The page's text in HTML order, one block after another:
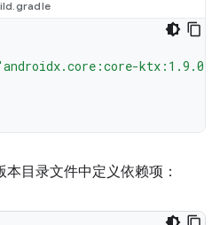
ktx:1.9.0"
目录文件中定义依赖项：